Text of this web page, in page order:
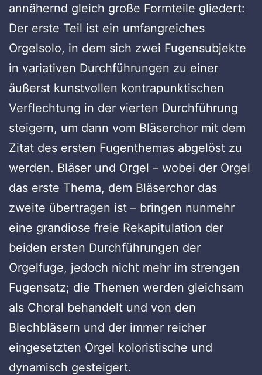
annähernd gleich große Formteile gliedert:
Der erste Teil ist ein umfangreiches
Orgelsolo, in dem sich zwei Fugensubjekte
in variativen Durchführungen zu einer
äußerst kunstvollen kontrapunktischen
Verflechtung in der vierten Durchführung
steigern, um dann vom Bläserchor mit dem
Zitat des ersten Fugenthemas abgelöst zu
werden. Bläser und Orgel – wobei der Orgel
das erste Thema, dem Bläserchor das
zweite übertragen ist – bringen nunmehr
eine grandiose freie Rekapitulation der
beiden ersten Durchführungen der
Orgelfuge, jedoch nicht mehr im strengen
Fugensatz; die Themen werden gleichsam
als Choral behandelt und von den
Blechbläsern und der immer reicher
eingesetzten Orgel koloristische und
dynamisch gesteigert.